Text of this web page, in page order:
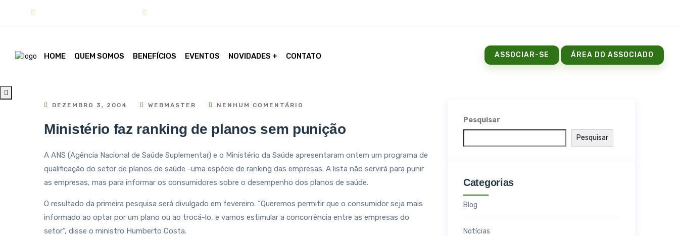
HOME QUEM SOMOS BENEFÍCIOS EVENTOS NOVIDADES CONTATO ASSOCIAR-SE ÁREA DO ASSOCIADO
DEZEMBRO 3, 2004 WEBMASTER NENHUM COMENTÁRIO
Ministério faz ranking de planos sem punição
A ANS (Agência Nacional de Saúde Suplementar) e o Ministério da Saúde apresentaram ontem um programa de
qualificação do setor de planos de saúde -uma espécie de ranking das empresas. A lista não servirá para punir
as empresas, mas para informar os consumidores sobre o desempenho dos planos de saúde.
O resultado da primeira pesquisa será divulgado em fevereiro. “Queremos permitir que o consumidor seja mais
informado ao optar por um plano ou ao trocá-lo, e vamos estimular a concorrência entre as empresas do
setor”, disse o ministro Humberto Costa.
Pesquisar
Pesquisar
Categorias
Blog
Notícias